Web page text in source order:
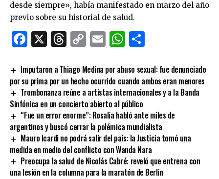
desde siempre», había manifestado en marzo del año
previo sobre su historial de salud.
Facebook
X Threads
CopyEmailWhatsApp
Imputaron a Thiago Medina por abuso sexual: fue denunciado
por su prima por un hecho ocurrido cuando ambos eran menores
Trombonanza reúne a artistas internacionales y a la Banda
Sinfónica en un concierto abierto al público
“Fue un error enorme”: Rosalía habló ante miles de
argentinos y buscó cerrar la polémica mundialista
Mauro Icardi no podrá salir del país: la Justicia tomó una
medida en medio del conflicto con Wanda Nara
Preocupa la salud de Nicolás Cabré: reveló que entrena con
una lesión en la columna para la maratón de Berlín